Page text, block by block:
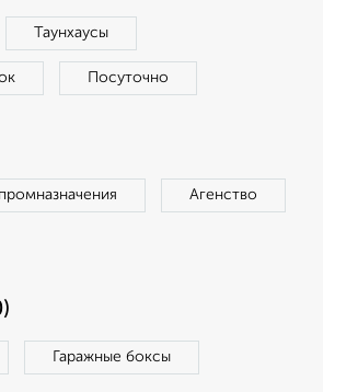
Таунхаусы
Посуточно
Агенство
Гаражные боксы